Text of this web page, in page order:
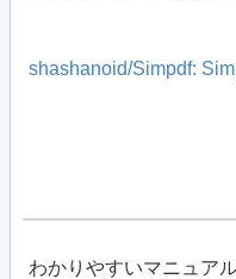
shashanoid/Simpdf:
わかりやすいマニュア